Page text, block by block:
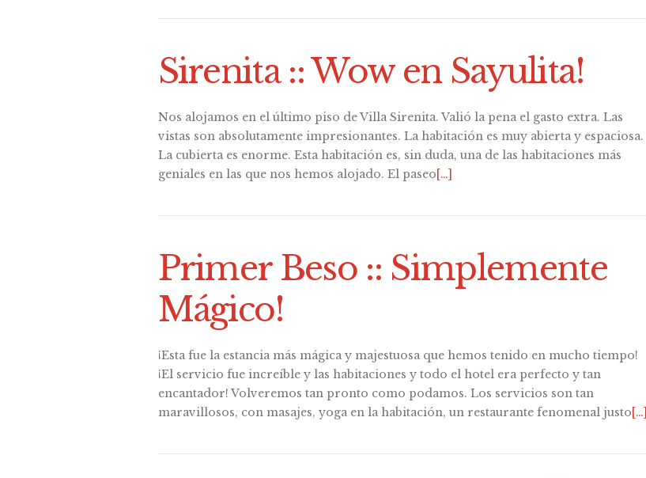
Sirenita :: Wow en Sayulita!
Nos alojamos en el último piso de Villa Sirenita. Valió la pena el gasto extra. Las
vistas son absolutamente impresionantes. La habitación es muy abierta y espaciosa.
La cubierta es enorme. Esta habitación es, sin duda, una de las habitaciones más
geniales en las que nos hemos alojado. El paseo[…]
Primer Beso :: Simplemente
Mágico!
¡Esta fue la estancia más mágica y majestuosa que hemos tenido en mucho tiempo!
¡El servicio fue increíble y las habitaciones y todo el hotel era perfecto y tan
encantador! Volveremos tan pronto como podamos. Los servicios son tan
maravillosos, con masajes, yoga en la habitación, un restaurante fenomenal justo[…]